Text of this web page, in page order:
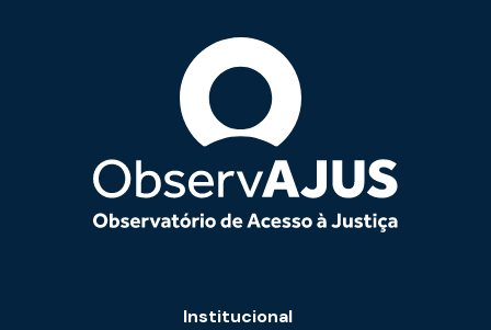
Institucional